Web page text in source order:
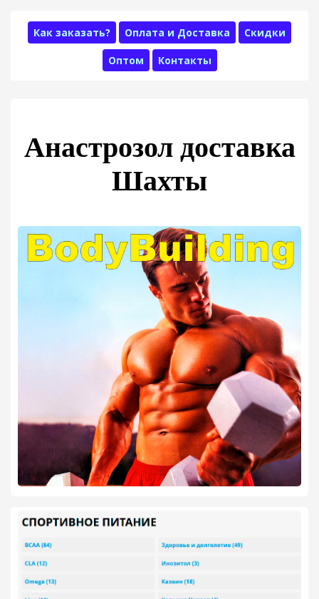
Как заказать? Оплата и Доставка Скидки
Оптом Контакты
Анастрозол доставка
Шахты